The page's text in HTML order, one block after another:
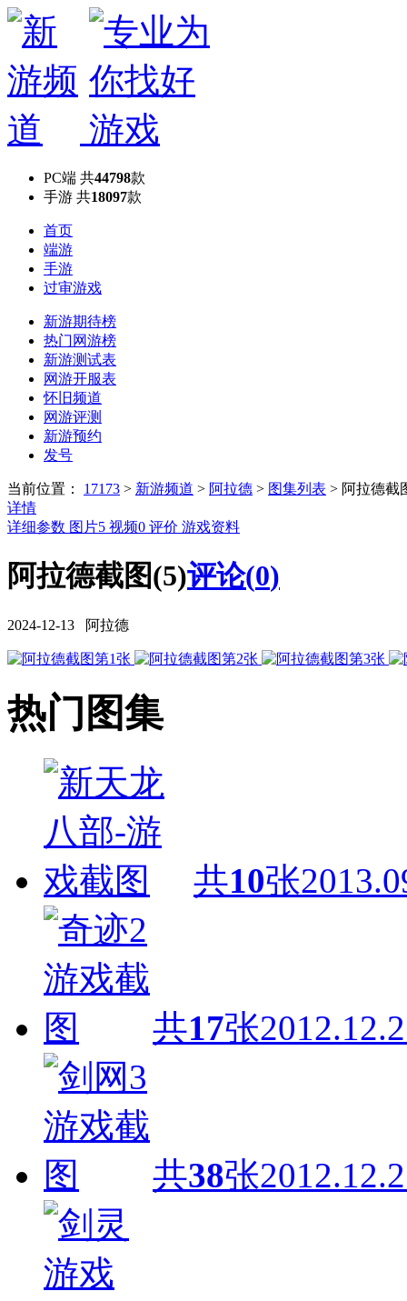
PC端 共44798款
手游 共18097款
首页
端游
手游
过审游戏
新游期待榜
热门网游榜
新游测试表
网游开服表
怀旧频道
网游评测
新游预约
发号
当前位置： 17173 > 新游频道 > 阿拉德 > 图集列表 > 阿拉德截
详情
详细参数 图片5 视频0 评价 游戏资料
阿拉德截图(5)评论(0)
2024-12-13 阿拉德
热门图集
共10张
共17张
共38张